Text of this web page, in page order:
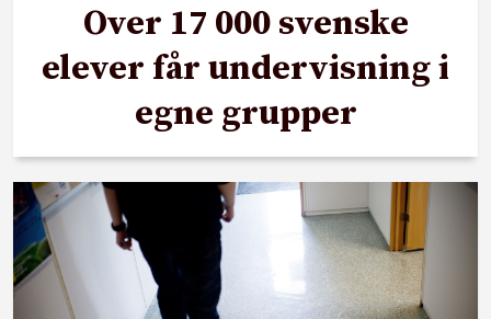
Over 17 000 svenske
elever får undervisning i
egne grupper